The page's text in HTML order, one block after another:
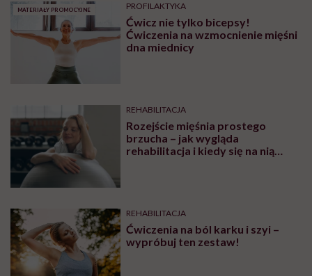
MATERIAŁY PROMOCYJNE PROFILAKTYKA
Ćwicz nie tylko bicepsy!
Ćwiczenia na wzmocnienie mięśni
dna miednicy
REHABILITACJA
Rozejście mięśnia prostego
brzucha – jak wygląda
rehabilitacja i kiedy się na nią
REHABILITACJA
Ćwiczenia na ból karku i szyi –
wypróbuj ten zestaw!